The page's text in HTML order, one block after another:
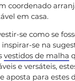
coordenado
em casa.
se como se
se na
vestidos de malha
e versáteis,
aposta para estes